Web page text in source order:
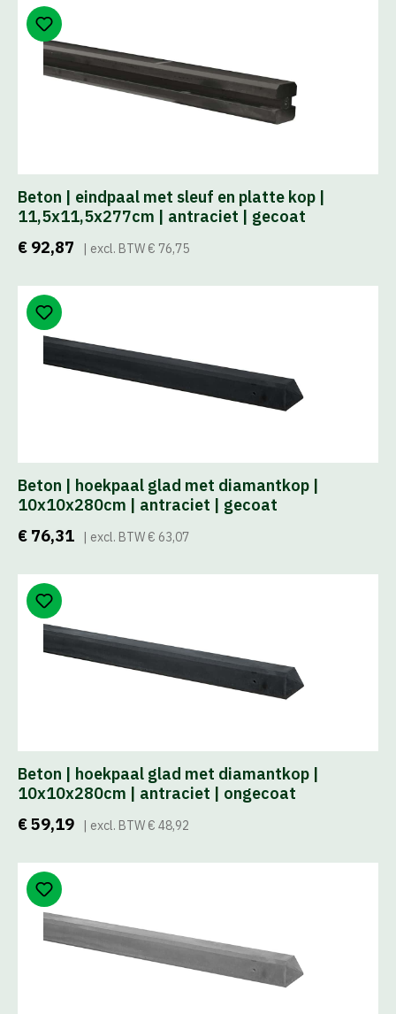
Beton | eindpaal met sleuf en platte kop |
11,5x11,5x277cm | antraciet | gecoat
€ 92,87
| excl. BTW € 76,75
Beton | hoekpaal glad met diamantkop |
10x10x280cm | antraciet | gecoat
€ 76,31
| excl. BTW € 63,07
Beton | hoekpaal glad met diamantkop |
10x10x280cm | antraciet | ongecoat
€ 59,19
| excl. BTW € 48,92